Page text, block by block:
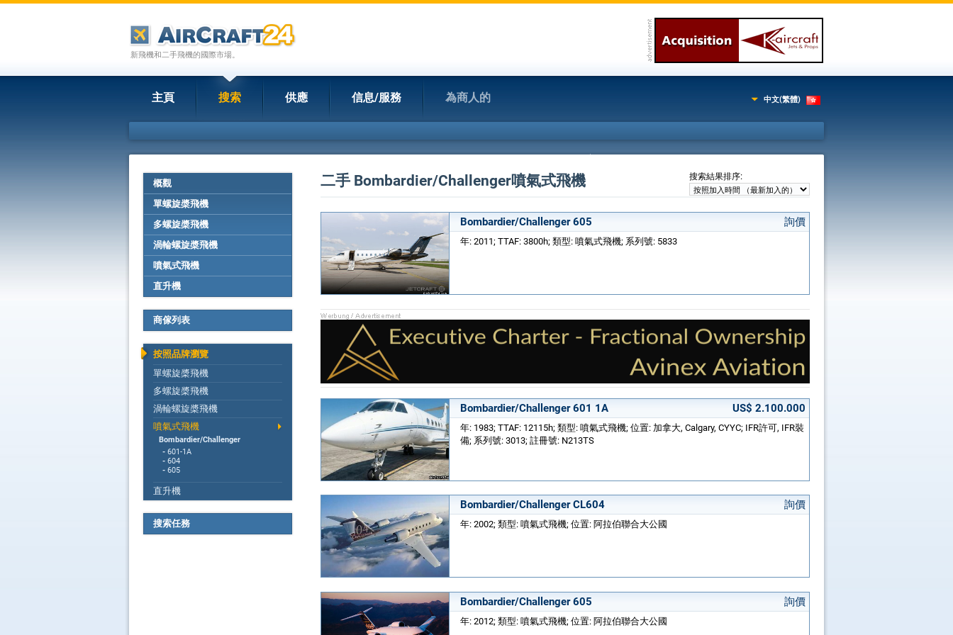
新飛機和二手飛機的國際市場。
主頁 搜索 供應 信息/服務 為商人的 中文(繁體)
概觀
單螺旋槳飛機
多螺旋槳飛機
渦輪螺旋槳飛機
噴氣式飛機
直升機
商傢列表
按照品牌瀏覽
單螺旋槳飛機
多螺旋槳飛機
渦輪螺旋槳飛機
噴氣式飛機
Bombardier/Challenger
- 601-1A
- 604
- 605
直升機
搜索任務
搜索結果排序:
二手 Bombardier/Challenger噴氣式飛機
Bombardier/Challenger 605 詢價
年: 2011; TTAF: 3800h; 類型: 噴氣式飛機; 系列號: 5833
Bombardier/Challenger 601 1A US$ 2.100.000
年: 1983; TTAF: 12115h; 類型: 噴氣式飛機; 位置: 加拿大, Calgary, CYYC; IFR許可, IFR裝
備; 系列號: 3013; 註冊號: N213TS
Bombardier/Challenger CL604 詢價
年: 2002; 類型: 噴氣式飛機; 位置: 阿拉伯聯合大公國
Bombardier/Challenger 605 詢價
年: 2012; 類型: 噴氣式飛機; 位置: 阿拉伯聯合大公國